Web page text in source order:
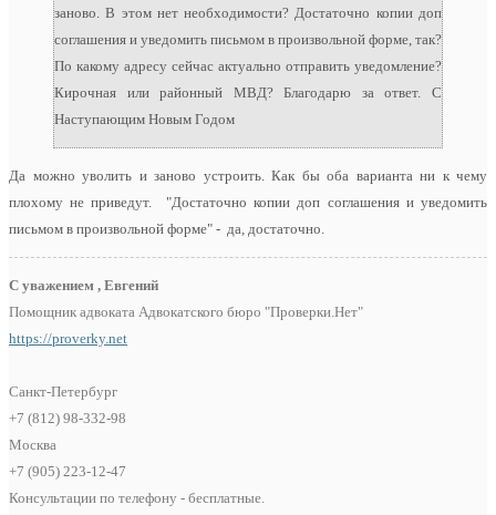
заново. В этом нет необходимости? Достаточно копии доп
соглашения и уведомить письмом в произвольной форме, так?
По какому адресу сейчас актуально отправить уведомление?
Кирочная или районный МВД? Благодарю за ответ. С
Наступающим Новым Годом
Да можно уволить и заново устроить. Как бы оба варианта ни к чему
плохому не приведут. "Достаточно копии доп соглашения и уведомить
письмом в произвольной форме" - да, достаточно.
С уважением , Евгений
Помощник адвоката Адвокатского бюро "Проверки.Нет"
https://proverky.net
Санкт-Петербург
+7 (812) 98-332-98
Москва
+7 (905) 223-12-47
Консультации по телефону - бесплатные.